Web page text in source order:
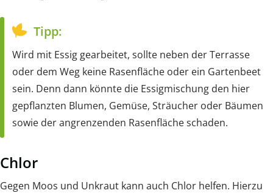
Tipp:
Wird mit Essig gearbeitet, sollte neben der Terrasse
oder dem Weg keine Rasenfläche oder ein Gartenbeet
sein. Denn dann könnte die Essigmischung den hier
gepflanzten Blumen, Gemüse, Sträucher oder Bäumen
sowie der angrenzenden Rasenfläche schaden.
Chlor
Gegen Moos und Unkraut kann auch Chlor helfen. Hierzu